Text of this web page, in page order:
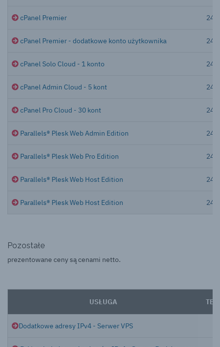
cPanel Premier 24h
cPanel Premier - dodatkowe konto użytkownika 24h
cPanel Solo Cloud - 1 konto 24h
cPanel Admin Cloud - 5 kont 24h
cPanel Pro Cloud - 30 kont 24h
Parallels® Plesk Web Admin Edition 24h
Parallels® Plesk Web Pro Edition 24h
Parallels® Plesk Web Host Edition 24h
Parallels® Plesk Web Host Edition 24h
Pozostałe
prezentowane ceny są cenami netto.
USŁUGA
Dodatkowe adresy IPv4 - Serwer VPS